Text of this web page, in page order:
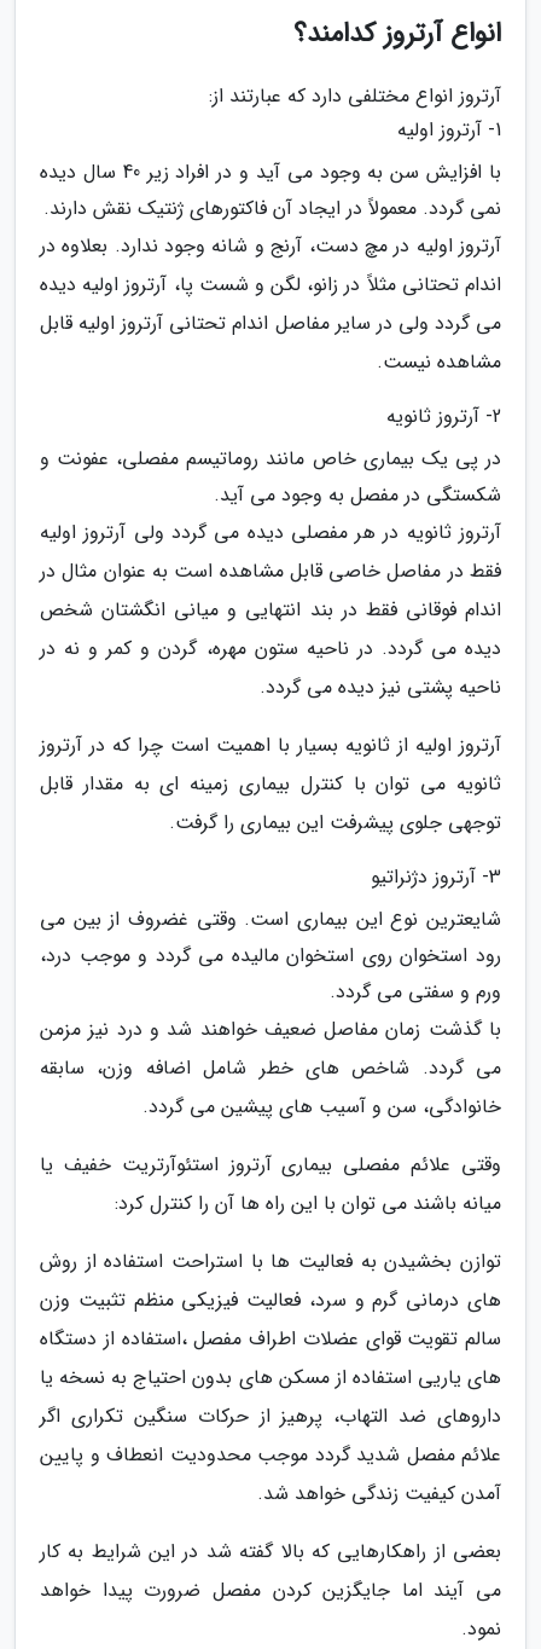
انواع آرتروز کدامند؟
آرتروز انواع مختلفی دارد که عبارتند از:
1- آرتروز اولیه
با افزایش سن به وجود می آید و در افراد زیر 40 سال دیده
نمی گردد. معمولاً در ایجاد آن فاکتورهای ژنتیک نقش دارند.
آرتروز اولیه در مچ دست، آرنج و شانه وجود ندارد. بعلاوه در
اندام تحتانی مثلاً در زانو، لگن و شست پا، آرتروز اولیه دیده
می گردد ولی در سایر مفاصل اندام تحتانی آرتروز اولیه قابل
مشاهده نیست.
2- آرتروز ثانویه
در پی یک بیماری خاص مانند روماتیسم مفصلی، عفونت و
شکستگی در مفصل به وجود می آید.
آرتروز ثانویه در هر مفصلی دیده می گردد ولی آرتروز اولیه
فقط در مفاصل خاصی قابل مشاهده است به عنوان مثال در
اندام فوقانی فقط در بند انتهایی و میانی انگشتان شخص
دیده می گردد. در ناحیه ستون مهره، گردن و کمر و نه در
ناحیه پشتی نیز دیده می گردد.
آرتروز اولیه از ثانویه بسیار با اهمیت است چرا که در آرتروز
ثانویه می توان با کنترل بیماری زمینه ای به مقدار قابل
توجهی جلوی پیشرفت این بیماری را گرفت.
3- آرتروز دژنراتیو
شایعترین نوع این بیماری است. وقتی غضروف از بین می
رود استخوان روی استخوان مالیده می گردد و موجب درد،
ورم و سفتی می گردد.
با گذشت زمان مفاصل ضعیف خواهند شد و درد نیز مزمن
می گردد. شاخص های خطر شامل اضافه وزن، سابقه
خانوادگی، سن و آسیب های پیشین می گردد.
وقتی علائم مفصلی بیماری آرتروز استئوآرتریت خفیف یا
میانه باشند می توان با این راه ها آن را کنترل کرد:
توازن بخشیدن به فعالیت ها با استراحت استفاده از روش
های درمانی گرم و سرد، فعالیت فیزیکی منظم تثبیت وزن
سالم تقویت قوای عضلات اطراف مفصل ،استفاده از دستگاه
های یاریی استفاده از مسکن های بدون احتیاج به نسخه یا
داروهای ضد التهاب، پرهیز از حرکات سنگین تکراری اگر
علائم مفصل شدید گردد موجب محدودیت انعطاف و پایین
آمدن کیفیت زندگی خواهد شد.
بعضی از راهکارهایی که بالا گفته شد در این شرایط به کار
می آیند اما جایگزین کردن مفصل ضرورت پیدا خواهد
نمود.